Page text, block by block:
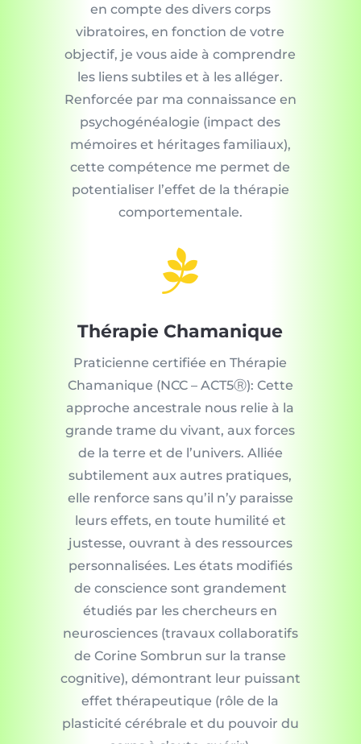
en compte des divers corps
vibratoires, en fonction de votre
objectif, je vous aide à comprendre
les liens subtiles et à les alléger.
Renforcée par ma connaissance en
psychogénéalogie (impact des
mémoires et héritages familiaux),
cette compétence me permet de
potentialiser l’effet de la thérapie
comportementale.

Thérapie Chamanique
Praticienne certifiée en Thérapie
Chamanique (NCC – ACT5Ⓡ): Cette
approche ancestrale nous relie à la
grande trame du vivant, aux forces
de la terre et de l’univers. Alliée
subtilement aux autres pratiques,
elle renforce sans qu’il n’y paraisse
leurs effets, en toute humilité et
justesse, ouvrant à des ressources
personnalisées. Les états modifiés
de conscience sont grandement
étudiés par les chercheurs en
neurosciences (travaux collaboratifs
de Corine Sombrun sur la transe
cognitive), démontrant leur puissant
effet thérapeutique (rôle de la
plasticité cérébrale et du pouvoir du